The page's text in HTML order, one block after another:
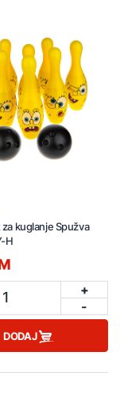
kuglanje Spužva
H
1
+
-
DODAJ